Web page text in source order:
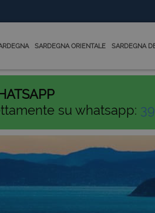
SARDEGNA ORIENTALE SARDEGNA
su whatsapp: